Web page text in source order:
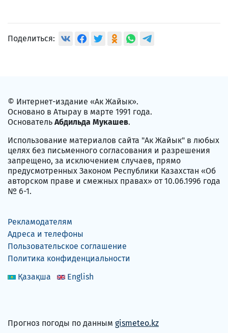
Поделиться:
© Интернет-издание «Ак Жайык».
Основано в Атырау в марте 1991 года.
Основатель Абдильда Мукашев.
Использование материалов сайта "Ак Жайык" в любых
целях без письменного согласования и разрешения
запрещено, за исключением случаев, прямо
предусмотренных Законом Республики Казахстан «Об
авторском праве и смежных правах» от 10.06.1996 года
№ 6-1.
Рекламодателям
Адреса и телефоны
Пользовательское соглашение
Политика конфиденциальности
Қазақша
English
Прогноз погоды по данным gismeteo.kz